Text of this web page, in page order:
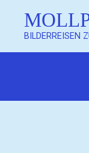
BILDERREISEN